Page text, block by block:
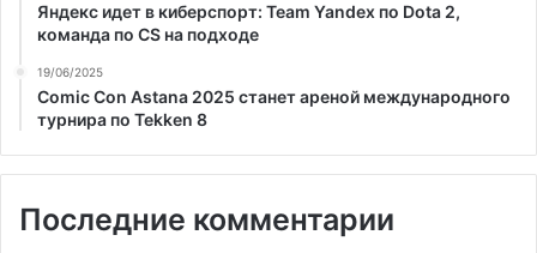
Яндекс идет в киберспорт: Team Yandex по Dota 2,
команда по CS на подходе
19/06/2025
Comic Con Astana 2025 станет ареной международного
турнира по Tekken 8
Последние комментарии